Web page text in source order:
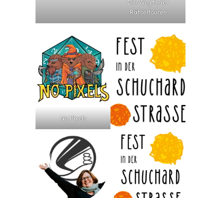
Die Wegfinder
Rätseltouren
No Pixels